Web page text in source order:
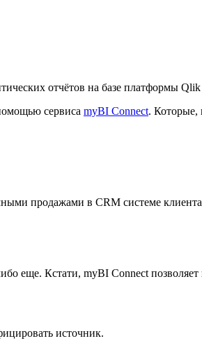
отчётов на базе платформы
сервиса myBI Connect. Которые,
продажами в CRM системе
еще. Кстати, myBI Connect
источник.